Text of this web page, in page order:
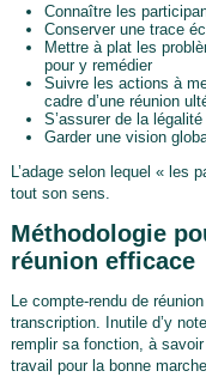
Connaître les
Conserver une trace
Mettre à plat les
pour y remédier
Suivre les actions à
cadre d’une réunion
S’assurer de la
Garder une vision
L’adage selon lequel « les
tout son sens.
Méthodologie
réunion efficace
Le compte-rendu de
transcription. Inutile d’y
remplir sa fonction, à
travail pour la bonne